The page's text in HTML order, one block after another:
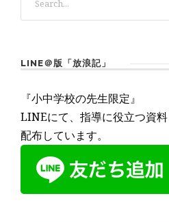
LINE＠版「放浪記」
『小中学校の先生限定』
LINEにて、指導に役立つ資
配布しています。